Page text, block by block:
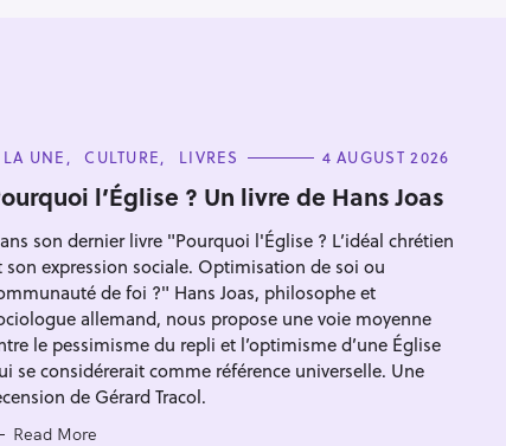
UNE CULTURE LIVRES 4 AUGUST 2026
l’Église ? Un livre de Hans Joas
son dernier livre "Pourquoi l'Église ? L’idéal chrétien
son expression sociale. Optimisation de soi ou
de foi ?" Hans Joas, philosophe et
allemand, nous propose une voie moyenne
le pessimisme du repli et l’optimisme d’une Église
se considérerait comme référence universelle. Une
de Gérard Tracol.
Read More